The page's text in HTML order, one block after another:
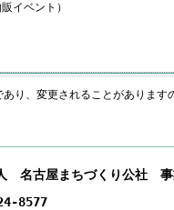
販イベント）
り、変更されることがあります
名古屋まちづくり公社
8577